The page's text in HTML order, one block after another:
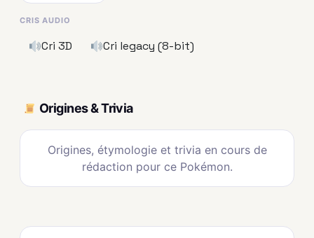
CRIS AUDIO
Cri 3D Cri legacy (8-bit)
Origines & Trivia
Origines, étymologie et trivia en cours de
rédaction pour ce Pokémon.